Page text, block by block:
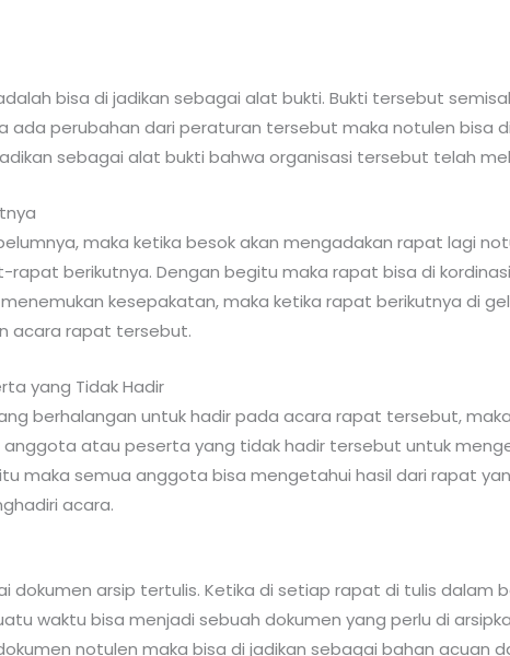
bisa di jadikan sebagai alat bukti. Bukti tersebut
ada perubahan dari peraturan tersebut maka notulen bisa
sebagai alat bukti bahwa organisasi tersebut telah
maka ketika besok akan mengadakan rapat lagi
berikutnya. Dengan begitu maka rapat bisa di
kesepakatan, maka ketika rapat berikutnya di
acara rapat tersebut.
yang Tidak Hadir
berhalangan untuk hadir pada acara rapat tersebut,
atau peserta yang tidak hadir tersebut untuk
maka semua anggota bisa mengetahui hasil dari rapat
acara.
dokumen arsip tertulis. Ketika di setiap rapat di tulis dalam
waktu bisa menjadi sebuah dokumen yang perlu di
notulen maka bisa di jadikan sebagai bahan acuan